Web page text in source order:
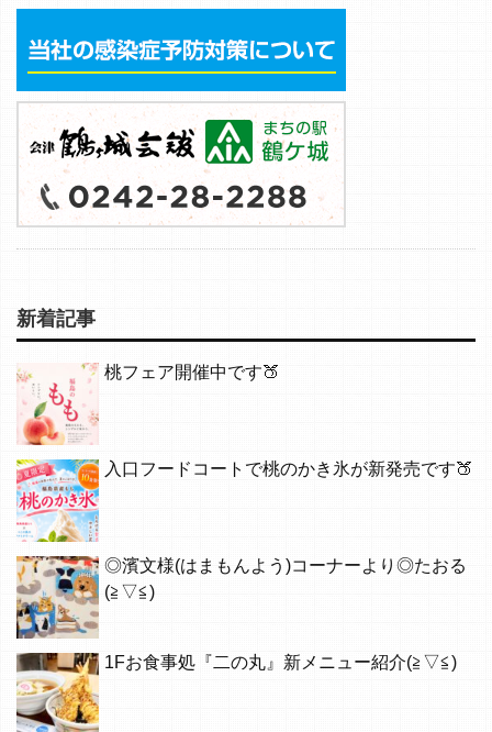
新着記事
桃フェア開催中です🍑
入口フードコートで桃のかき氷が新発売です🍑
◎濱文様(はまもんよう)コーナーより◎たおる
(≧▽≦)
1Fお食事処『二の丸』新メニュー紹介(≧▽≦)